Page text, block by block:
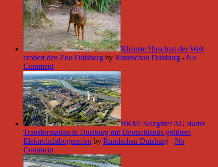
Kleinste Hirschart der Welt
erobert den Zoo Duisburg by Rundschau Duisburg - No
Comment
HKM: Salzgitter AG startet
Transformation in Duisburg mit Deutschlands größtem
Elektrolichtbogenofen by Rundschau Duisburg - No
Comment